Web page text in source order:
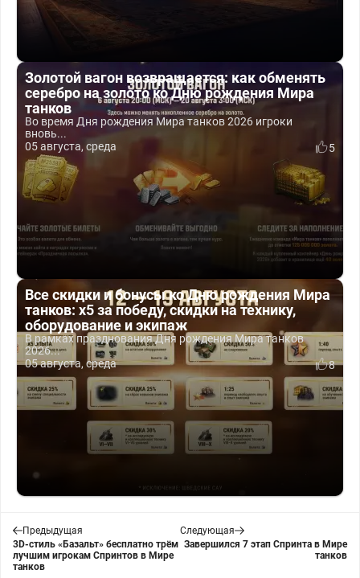
Золотой вагон возвращается: как обменять
серебро на золото ко Дню рождения Мира
танков
Во время Дня рождения Мира танков 2026 игроки
вновь...
05 августа, среда
5
Все скидки и бонусы ко Дню рождения Мира
танков: x5 за победу, скидки на технику,
оборудование и экипаж
В рамках празднования Дня рождения Мира танков
2026...
05 августа, среда
8
Предыдущая
3D-стиль «Базальт» бесплатно трём
лучшим игрокам Спринтов в Мире
танков
Следующая
Завершился 7 этап Спринта в Мире
танков